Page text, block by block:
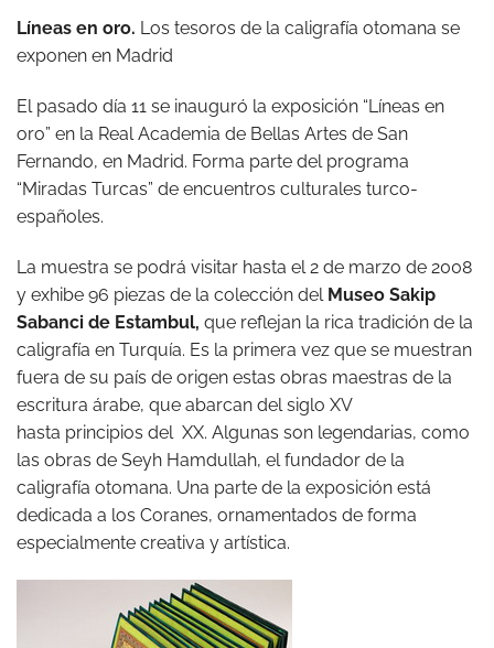
Líneas en oro. Los tesoros de la caligrafía otomana se
exponen en Madrid
El pasado día 11 se inauguró la exposición “Líneas en
oro” en la Real Academia de Bellas Artes de San
Fernando, en Madrid. Forma parte del programa
“Miradas Turcas” de encuentros culturales turco-
españoles.
La muestra se podrá visitar hasta el 2 de marzo de 2008
y exhibe 96 piezas de la colección del Museo Sakip
Sabanci de Estambul, que reflejan la rica tradición de la
caligrafía en Turquía. Es la primera vez que se muestran
fuera de su país de origen estas obras maestras de la
escritura árabe, que abarcan del siglo XV
hasta principios del XX. Algunas son legendarias, como
las obras de Seyh Hamdullah, el fundador de la
caligrafía otomana. Una parte de la exposición está
dedicada a los Coranes, ornamentados de forma
especialmente creativa y artística.